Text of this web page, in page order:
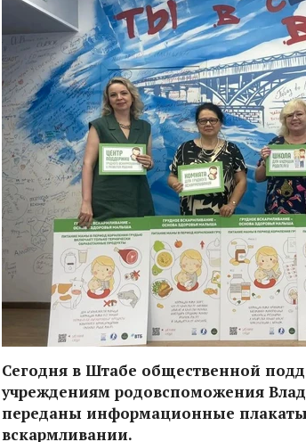
Сегодня в Штабе общественной
учреждениям родовспоможения
переданы информационные
вскармливании.